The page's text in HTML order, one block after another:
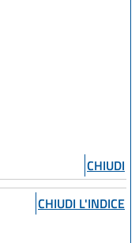
CHIUDI
CHIUDI L'INDICE